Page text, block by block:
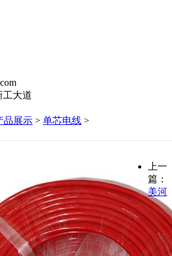
工大道
品展示 > 单芯电线 >
上一
篇：
美河